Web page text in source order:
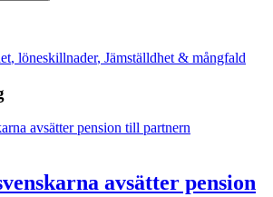
, löneskillnader, Jämställdhet & mångfald
avsätter pension